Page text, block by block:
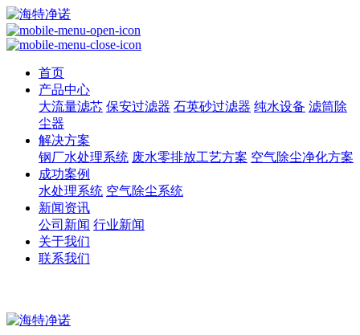
首页
产品中心
大流量滤芯 保安过滤器 石英砂过滤器 纯水设备 滤筒除
尘器
解决方案
钢厂水处理系统 废水零排放工艺方案 空气除尘净化方案
成功案例
水处理系统 空气除尘系统
新闻资讯
公司新闻 行业新闻
关于我们
联系我们